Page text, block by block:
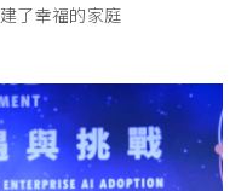
了幸福的家庭